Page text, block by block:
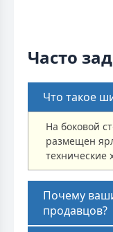
Часто
Что такое
На боковой
размещен
технические
Почему
продавцов?